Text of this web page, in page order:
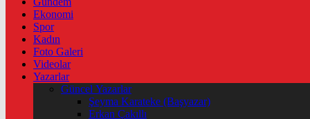
Ekonomi
Spor
Kadın
Foto Galeri
Videolar
Yazarlar
Güncel Yazarlar
Şeyma Karateke (Başyazar)
Erkan Çakıllı